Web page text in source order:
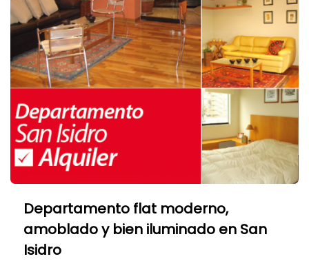
Departamento flat moderno,
amoblado y bien iluminado en San
Isidro